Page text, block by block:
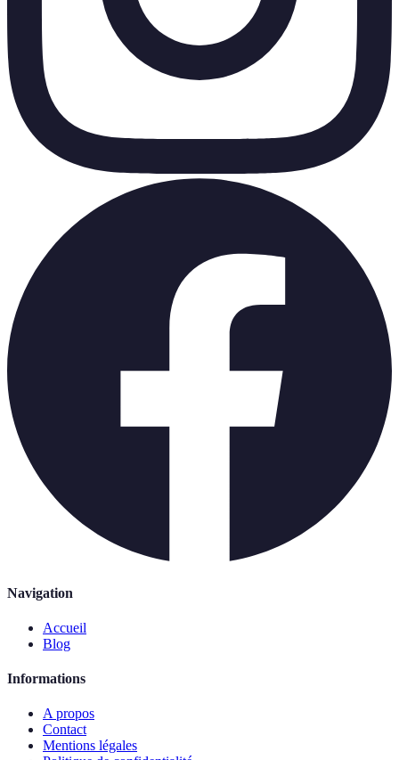
Navigation
Accueil
Blog
Informations
A propos
Contact
Mentions légales